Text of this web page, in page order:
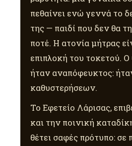
πεθαίνει ενώ γεννά το
της — παιδί που δεν θα
ποτέ. Η ατονία μήτρας
επιπλοκή του τοκετού.
ήταν αναπόφευκτος:
καθυστερήσεων.
Το Εφετείο Λάρισας,
και την ποινική
θέτει σαφές πρότυπο: σε